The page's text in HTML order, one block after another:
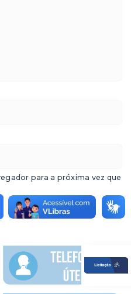
para a próxima vez que